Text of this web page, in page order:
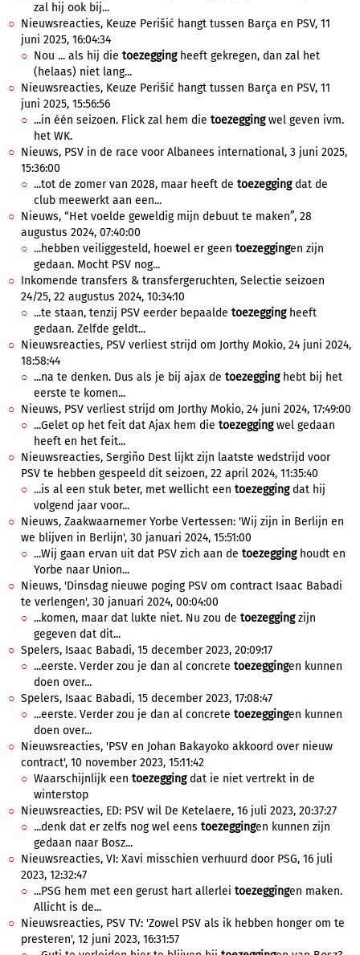
zal hij ook bij...
Nieuwsreacties, Keuze Perišić hangt tussen Barça en PSV, 11
juni 2025, 16:04:34
Nou ... als hij die toezeggingheeft gekregen, dan zal het
(helaas) niet lang...
Nieuwsreacties, Keuze Perišić hangt tussen Barça en PSV, 11
juni 2025, 15:56:56
...in één seizoen. Flick zal hem die toezeggingwel geven ivm.
het WK.
Nieuws, PSV in de race voor Albanees international, 3 juni 2025,
15:36:00
...tot de zomer van 2028, maar heeft de toezeggingdat de
club meewerkt aan een...
Nieuws, “Het voelde geweldig mijn debuut te maken”, 28
augustus 2024, 07:40:00
...hebben veiliggesteld, hoewel er geen toezeggingen zijn
gedaan. Mocht PSV nog...
Inkomende transfers & transfergeruchten, Selectie seizoen
24/25, 22 augustus 2024, 10:34:10
...te staan, tenzij PSV eerder bepaalde toezeggingheeft
gedaan. Zelfde geldt...
Nieuwsreacties, PSV verliest strijd om Jorthy Mokio, 24 juni 2024,
18:58:44
...na te denken. Dus als je bij ajax de toezegginghebt bij het
eerste te komen...
Nieuws, PSV verliest strijd om Jorthy Mokio, 24 juni 2024, 17:49:00
...Gelet op het feit dat Ajax hem die toezeggingwel gedaan
heeft en het feit...
Nieuwsreacties, Sergiño Dest lijkt zijn laatste wedstrijd voor
PSV te hebben gespeeld dit seizoen, 22 april 2024, 11:35:40
...is al een stuk beter, met wellicht een toezeggingdat hij
volgend jaar voor...
Nieuws, Zaakwaarnemer Yorbe Vertessen: 'Wij zijn in Berlijn en
we blijven in Berlijn', 30 januari 2024, 15:51:00
...Wij gaan ervan uit dat PSV zich aan de toezegginghoudt en
Yorbe naar Union...
Nieuws, 'Dinsdag nieuwe poging PSV om contract Isaac Babadi
te verlengen', 30 januari 2024, 00:04:00
...komen, maar dat lukte niet. Nu zou de toezeggingzijn
gegeven dat dit...
Spelers, Isaac Babadi, 15 december 2023, 20:09:17
...eerste. Verder zou je dan al concrete toezeggingen kunnen
doen over...
Spelers, Isaac Babadi, 15 december 2023, 17:08:47
...eerste. Verder zou je dan al concrete toezeggingen kunnen
doen over...
Nieuwsreacties, 'PSV en Johan Bakayoko akkoord over nieuw
contract', 10 november 2023, 15:11:42
Waarschijnlijk een toezeggingdat ie niet vertrekt in de
winterstop
Nieuwsreacties, ED: PSV wil De Ketelaere, 16 juli 2023, 20:37:27
...denk dat er zelfs nog wel eens toezeggingen kunnen zijn
gedaan naar Bosz...
Nieuwsreacties, VI: Xavi misschien verhuurd door PSG, 16 juli
2023, 12:32:47
...PSG hem met een gerust hart allerlei toezeggingen maken.
Allicht is de...
Nieuwsreacties, PSV TV: 'Zowel PSV als ik hebben honger om te
presteren', 12 juni 2023, 16:31:57